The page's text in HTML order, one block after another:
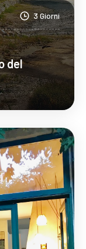
3 Giorni
del